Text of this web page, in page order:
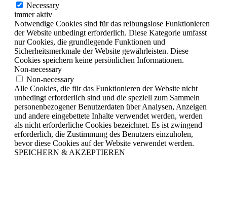
Necessary
immer aktiv
Notwendige Cookies sind für das reibungslose Funktionieren
der Website unbedingt erforderlich. Diese Kategorie umfasst
nur Cookies, die grundlegende Funktionen und
Sicherheitsmerkmale der Website gewährleisten. Diese
Cookies speichern keine persönlichen Informationen.
Non-necessary
Non-necessary
Alle Cookies, die für das Funktionieren der Website nicht
unbedingt erforderlich sind und die speziell zum Sammeln
personenbezogener Benutzerdaten über Analysen, Anzeigen
und andere eingebettete Inhalte verwendet werden, werden
als nicht erforderliche Cookies bezeichnet. Es ist zwingend
erforderlich, die Zustimmung des Benutzers einzuholen,
bevor diese Cookies auf der Website verwendet werden.
SPEICHERN & AKZEPTIEREN